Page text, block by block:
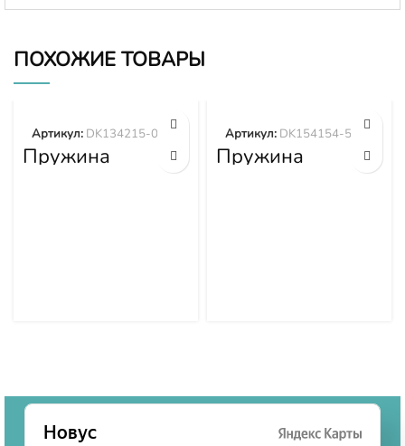
ПОХОЖИЕ ТОВАРЫ
Пружина
DK134215-0400
Артикул: DK134215-0400
Пружина
DK154154-5200
Артикул: DK154154-5200